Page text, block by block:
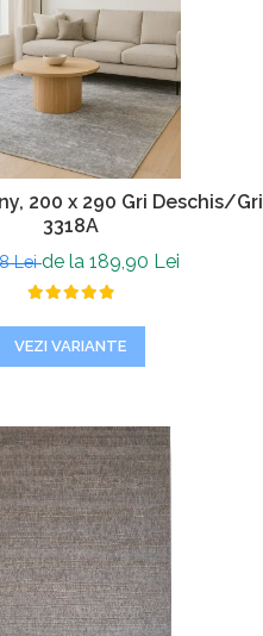
200 x 290 Gri Deschis/Gri
3318A
Leide la 189,90 Lei
VEZI VARIANTE